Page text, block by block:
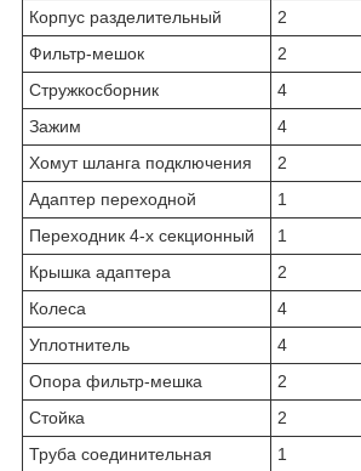
Корпус разделительный
2
Фильтр-мешок
2
Стружкосборник
4
Зажим
4
Хомут шланга подключения
2
Адаптер переходной
1
Переходник 4-х секционный
1
Крышка адаптера
2
Колеса
4
Уплотнитель
4
Опора фильтр-мешка
2
Стойка
2
Труба соединительная
1